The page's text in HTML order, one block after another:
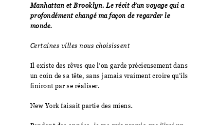
Manhattan et Brooklyn. Le récit d’un voyage qui a
profondément changé ma façon de regarder le
monde.
Certaines villes nous choisissent
Il existe des rêves que l’on garde précieusement dans
un coin de sa tête, sans jamais vraiment croire qu’ils
finiront par se réaliser.
New York faisait partie des miens.